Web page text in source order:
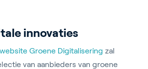
innovaties
website Groene Digitalisering zal
van aanbieders van groene